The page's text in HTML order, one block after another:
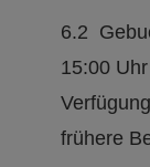
6.2
15:00
frühere